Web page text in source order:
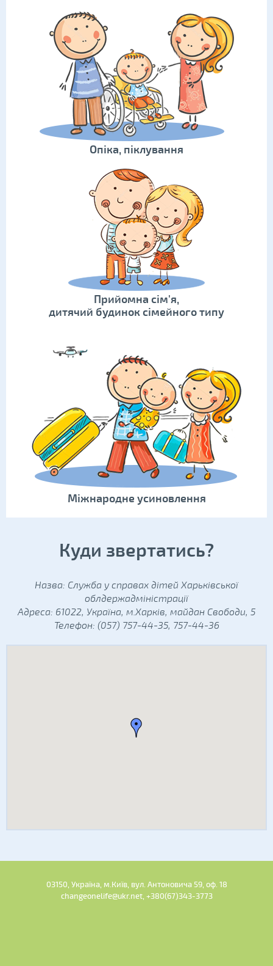
Опіка, піклування
Прийомна сім'я,
дитячий будинок сімейного типу
Міжнародне усиновлення
Куди звертатись?
Назва: Служба у справах дітей Харьківської
облдержадміністрації
Адреса: 61022, Україна, м.Харків, майдан Свободи, 5
Телефон: (057) 757-44-35, 757-44-36
03150, Україна, м.Київ, вул. Антоновича 59, оф. 18
changeonelife@ukr.net, +380(67)343-3773